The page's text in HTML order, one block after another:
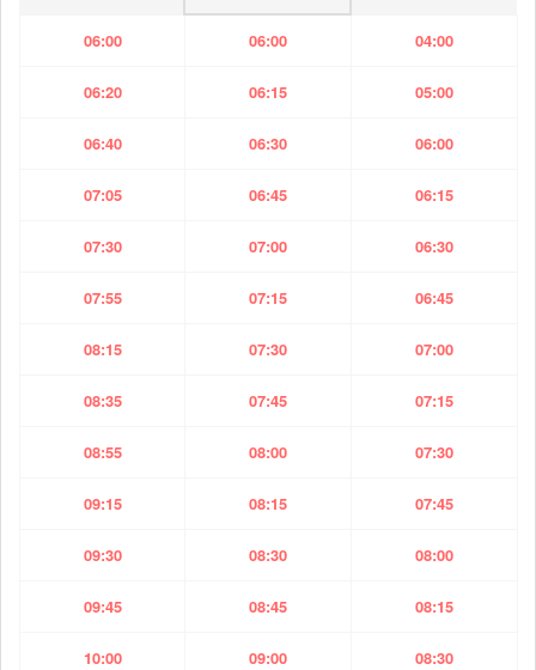
06:00 06:00 04:00
06:20 06:15 05:00
06:40 06:30 06:00
07:05 06:45 06:15
07:30 07:00 06:30
07:55 07:15 06:45
08:15 07:30 07:00
08:35 07:45 07:15
08:55 08:00 07:30
09:15 08:15 07:45
09:30 08:30 08:00
09:45 08:45 08:15
10:00 09:00 08:30